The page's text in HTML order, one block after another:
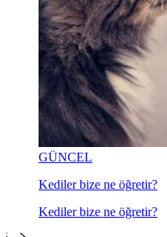
GÜNCEL
Kediler bize ne öğretir?
Kediler bize ne öğretir?